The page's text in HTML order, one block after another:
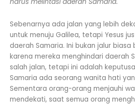
Sebenarnya ada jalan yang lebih
untuk menuju Galilea, tetapi Yesus
daerah Samaria. Ini bukan jalur biasa
karena mereka menghindari daerah
salah jalan, tetapi ini adalah
Samaria ada seorang wanita hati
Sementara orang-orang menjauhi
mendekati, saat semua orang